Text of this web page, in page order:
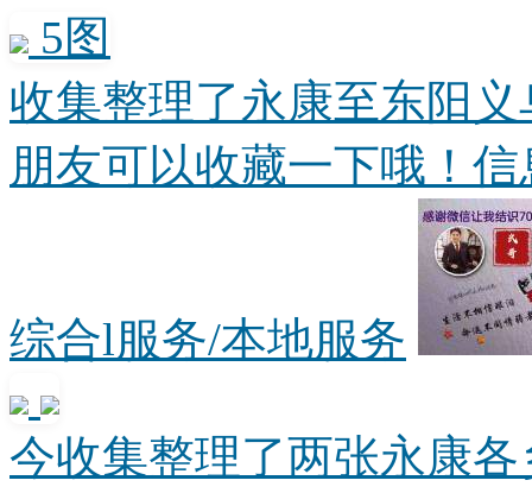
5图
收集整理了永康至东阳
朋友可以收藏一下哦！信
综合l服务/本地服务
今收集整理了两张永康